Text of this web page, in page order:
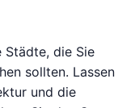
Städte, die Sie
sollten. Lassen
und die